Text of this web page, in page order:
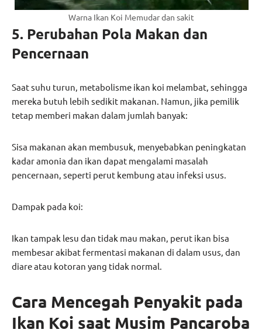
Warna Ikan Koi Memudar dan sakit
5. Perubahan Pola Makan dan
Pencernaan
Saat suhu turun, metabolisme ikan koi melambat, sehingga
mereka butuh lebih sedikit makanan. Namun, jika pemilik
tetap memberi makan dalam jumlah banyak:
Sisa makanan akan membusuk, menyebabkan peningkatan
kadar amonia dan ikan dapat mengalami masalah
pencernaan, seperti perut kembung atau infeksi usus.
Dampak pada koi:
Ikan tampak lesu dan tidak mau makan, perut ikan bisa
membesar akibat fermentasi makanan di dalam usus, dan
diare atau kotoran yang tidak normal.
Cara Mencegah Penyakit pada
Ikan Koi saat Musim Pancaroba